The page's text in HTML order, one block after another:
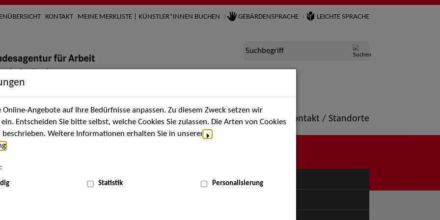
KONTAKT MEINE MERKLISTE | KÜNSTLER*INNEN BUCHEN GEBÄRDENSPRACHE LEICHTE SPRACHE
Suchbegriff
Künstler*innen Über uns Aktuelles Termine Portfolio Kontakt / Standorte
MENÜ
Angebote auf Ihre Bedürfnisse anpassen. Zu diesem Zweck setzen wir
Entscheiden Sie bitte selbst, welche Cookies Sie zulassen. Die Arten von Cookies
Weitere Informationen erhalten Sie in unserer
Statistik Personalisierung